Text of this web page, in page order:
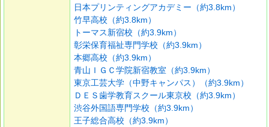
日本プリンティングアカデミー（約3.8km）
竹早高校（約3.8km）
トーマス新宿校（約3.9km）
彰栄保育福祉専門学校（約3.9km）
本郷高校（約3.9km）
青山ＩＧＣ学院新宿教室（約3.9km）
東京工芸大学（中野キャンパス）（約3.9km）
ＤＥＳ歯学教育スクール東京校（約3.9km）
渋谷外国語専門学校（約3.9km）
王子総合高校（約3.9km）